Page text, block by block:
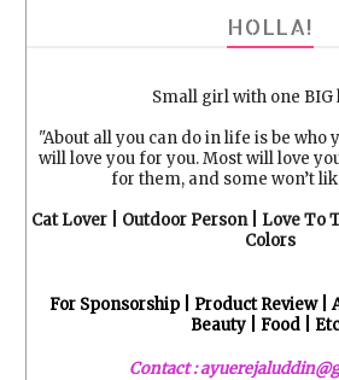
HOLLA!
Small girl with one BIG
"About all you can do in life is be who
will love you for you. Most will love
for them, and some won’t
Cat Lover | Outdoor Person | Love To
Colors
For Sponsorship | Product Review |
Beauty | Food | Etc |
Contact :